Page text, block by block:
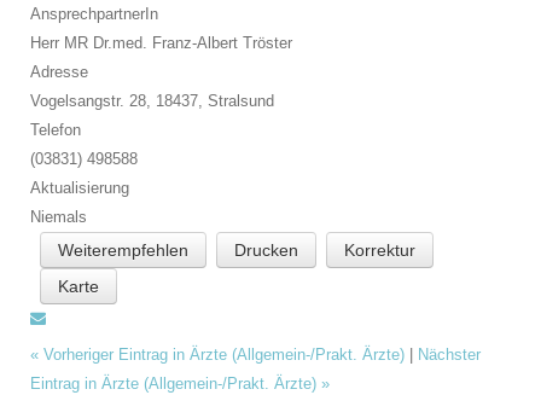
AnsprechpartnerIn
Herr MR Dr.med. Franz-Albert Tröster
Adresse
Vogelsangstr. 28, 18437, Stralsund
Telefon
(03831) 498588
Aktualisierung
Niemals
Weiterempfehlen Drucken
Korrektur
Karte
« Vorheriger Eintrag in Ärzte (Allgemein-/Prakt. Ärzte)
Nächster
Eintrag in Ärzte (Allgemein-/Prakt. Ärzte) »